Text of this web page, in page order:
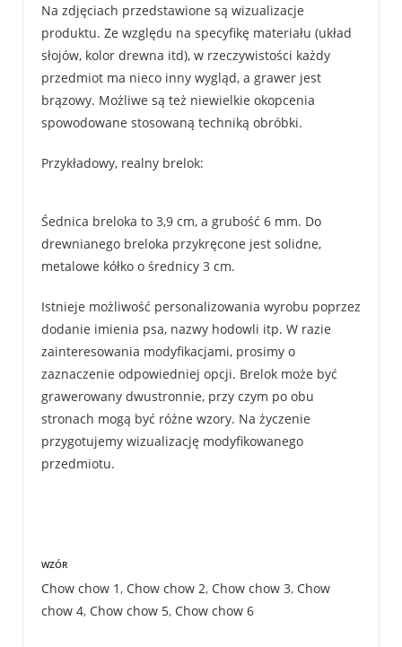
Na zdjęciach przedstawione są wizualizacje
produktu. Ze względu na specyfikę materiału (układ
słojów, kolor drewna itd), w rzeczywistości każdy
przedmiot ma nieco inny wygląd, a grawer jest
brązowy. Możliwe są też niewielkie okopcenia
spowodowane stosowaną techniką obróbki.
Przykładowy, realny brelok:
Śednica breloka to 3,9 cm, a grubość 6 mm. Do
drewnianego breloka przykręcone jest solidne,
metalowe kółko o średnicy 3 cm.
Istnieje możliwość personalizowania wyrobu poprzez
dodanie imienia psa, nazwy hodowli itp. W razie
zainteresowania modyfikacjami, prosimy o
zaznaczenie odpowiedniej opcji. Brelok może być
grawerowany dwustronnie, przy czym po obu
stronach mogą być różne wzory. Na życzenie
przygotujemy wizualizację modyfikowanego
przedmiotu.
WZÓR
Chow chow 1, Chow chow 2, Chow chow 3, Chow
chow 4, Chow chow 5, Chow chow 6